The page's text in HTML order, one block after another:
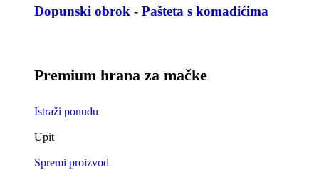
Dopunski obrok - Pašteta s komadićima
Premium hrana za mačke
Istraži ponudu
Upit
Spremi proizvod